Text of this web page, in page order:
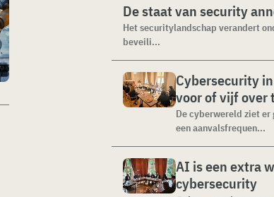
De staat van security
Het securitylandschap verandert
beveili...
Cybersecurity
voor of vijf over
De cyberwereld ziet
een aanvalsfrequen...
AI is een extra
cybersecurity